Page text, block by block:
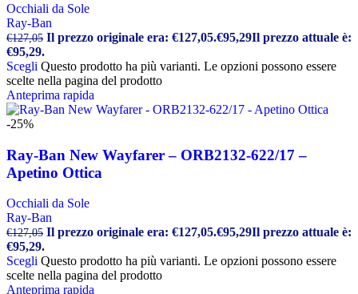
Occhiali da Sole
Ray-Ban
€127,05 Il prezzo originale era: €127,05.€95,29Il prezzo attuale è:
€95,29.
Scegli Questo prodotto ha più varianti. Le opzioni possono essere
scelte nella pagina del prodotto
Anteprima rapida
-25%
Ray-Ban New Wayfarer – ORB2132-622/17 –
Apetino Ottica
Occhiali da Sole
Ray-Ban
€127,05 Il prezzo originale era: €127,05.€95,29Il prezzo attuale è:
€95,29.
Scegli Questo prodotto ha più varianti. Le opzioni possono essere
scelte nella pagina del prodotto
Anteprima rapida